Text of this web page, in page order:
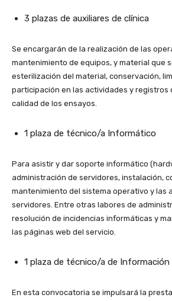
3 plazas de auxiliares de clínica
Se encargarán de la realización de las
mantenimiento de equipos, y material que
esterilización del material, conservación,
participación en las actividades y registros
calidad de los ensayos.
1 plaza de técnico/a Informático
Para asistir y dar soporte informático
administración de servidores, instalación,
mantenimiento del sistema operativo y las
servidores. Entre otras labores de
resolución de incidencias informáticas y
las páginas web del servicio.
1 plaza de técnico/a de Información
En esta convocatoria se impulsará la